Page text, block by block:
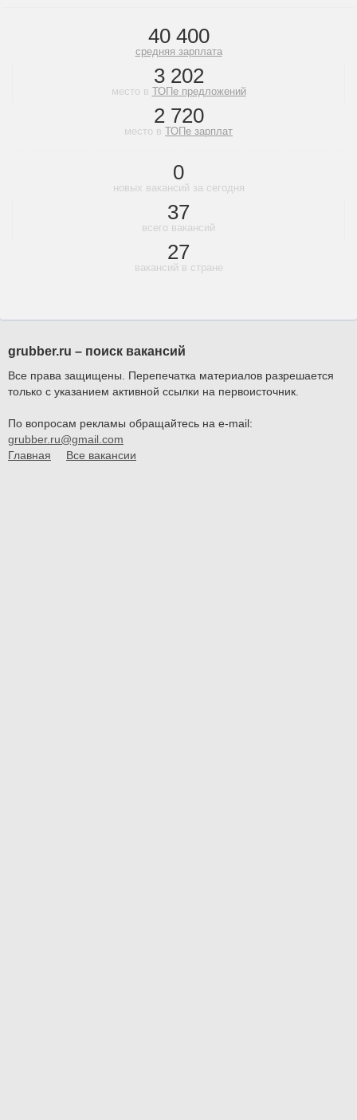
40 400
средняя зарплата
3 202
место в ТОПе предложений
2 720
место в ТОПе зарплат
0
новых вакансий за сегодня
37
всего вакансий
27
вакансий в стране
grubber.ru – поиск вакансий
Все права защищены. Перепечатка материалов разрешается
только с указанием активной ссылки на первоисточник.
По вопросам рекламы обращайтесь на e-mail:
grubber.ru@gmail.com
Главная
Все вакансии